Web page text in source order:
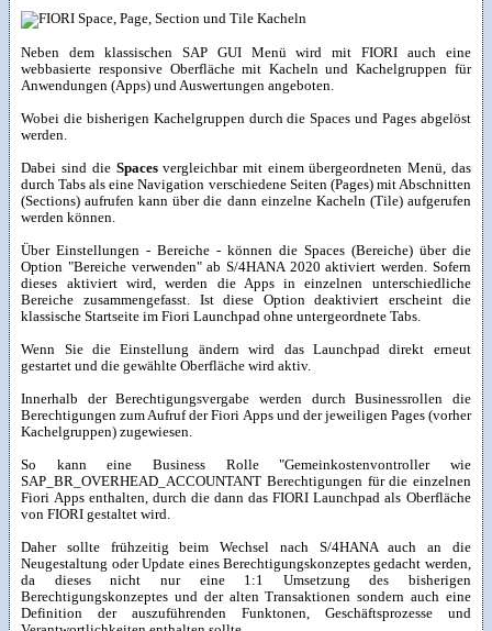
Neben dem klassischen SAP GUI Menü wird mit FIORI auch eine
webbasierte responsive Oberfläche mit Kacheln und Kachelgruppen für
Anwendungen (Apps) und Auswertungen angeboten.
Wobei die bisherigen Kachelgruppen durch die Spaces und Pages abgelöst
werden.
Dabei sind die Spacesvergleichbar mit einem übergeordneten Menü, das
durch Tabs als eine Navigation verschiedene Seiten (Pages) mit Abschnitten
(Sections) aufrufen kann über die dann einzelne Kacheln (Tile) aufgerufen
werden können.
Über Einstellungen - Bereiche - können die Spaces (Bereiche) über die
Option "Bereiche verwenden" ab S/4HANA 2020 aktiviert werden. Sofern
dieses aktiviert wird, werden die Apps in einzelnen unterschiedliche
Bereiche zusammengefasst. Ist diese Option deaktiviert erscheint die
klassische Startseite im Fiori Launchpad ohne untergeordnete Tabs.
Wenn Sie die Einstellung ändern wird das Launchpad direkt erneut
gestartet und die gewählte Oberfläche wird aktiv.
Innerhalb der Berechtigungsvergabe werden durch Businessrollen die
Berechtigungen zum Aufruf der Fiori Apps und der jeweiligen Pages (vorher
Kachelgruppen) zugewiesen.
So kann eine Business Rolle "Gemeinkostenvontroller wie
SAP_BR_OVERHEAD_ACCOUNTANT Berechtigungen für die einzelnen
Fiori Apps enthalten, durch die dann das FIORI Launchpad als Oberfläche
von FIORI gestaltet wird.
Daher sollte frühzeitig beim Wechsel nach S/4HANA auch an die
Neugestaltung oder Update eines Berechtigungskonzeptes gedacht werden,
da dieses nicht nur eine 1:1 Umsetzung des bisherigen
Berechtigungskonzeptes und der alten Transaktionen sondern auch eine
Definition der auszuführenden Funktonen, Geschäftsprozesse und